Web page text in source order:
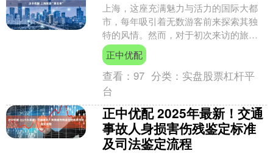
上海，这座充满魅力与活力的国际大都
市，每年吸引着无数游客前来探索其独
特的风情。然而，对于初次来访的旅行
者来说，如何避开那些可能影响游玩体
验的“雷区”显得尤为重要....
正中优配
查看：97 分类： 实盘股票杠杆平
台
正中优配 2025年最新！交通
事故人身损害伤残鉴定标准
及司法鉴定流程